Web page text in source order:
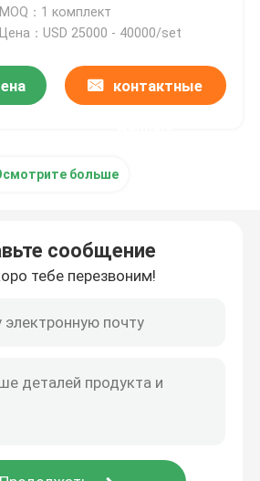
метода литья силиконовой
машина инжекционного
прессованием вакуума
вулканизируя машина
резиновая машина инжекционного
резиновая силиконовая
инжекционная машина
MOQ：1 комплект
Цена：USD 25000 - 40000/set
контактные
больше
сообщение
тебе перезвоним!